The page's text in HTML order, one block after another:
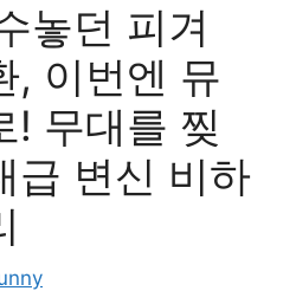
놓던 피겨
, 이번엔 뮤
! 무대를 찢
급 변신 비하